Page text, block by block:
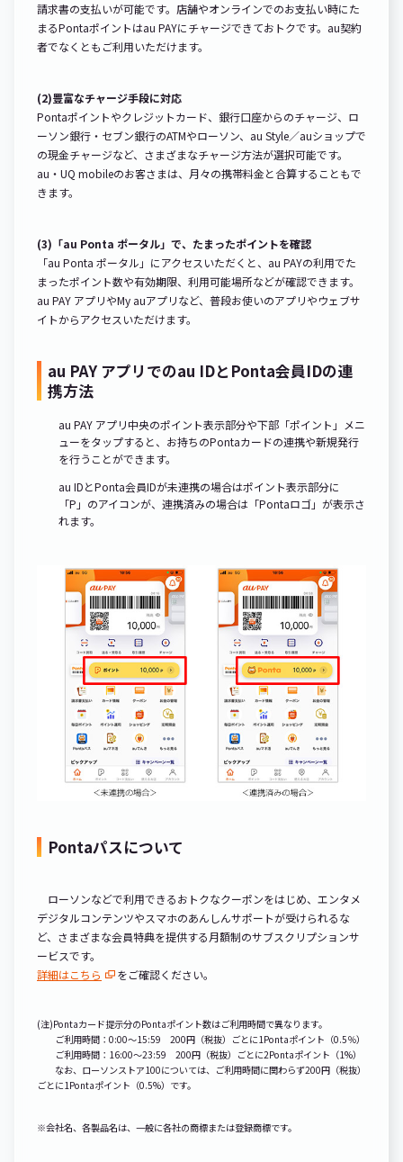
請求書の支払いが可能です。店舗やオンラインでのお支払い時にた
まるPontaポイントはau PAYにチャージできておトクです。au契約
者でなくともご利用いただけます。
(2)豊富なチャージ手段に対応
Pontaポイントやクレジットカード、銀行口座からのチャージ、ロ
ーソン銀行・セブン銀行のATMやローソン、au Style／auショップで
の現金チャージなど、さまざまなチャージ方法が選択可能です。
au・UQ mobileのお客さまは、月々の携帯料金と合算することもで
きます。
(3)「au Ponta ポータル」で、たまったポイントを確認
「au Ponta ポータル」にアクセスいただくと、au PAYの利用でた
まったポイント数や有効期限、利用可能場所などが確認できます。
au PAY アプリやMy auアプリなど、普段お使いのアプリやウェブサ
イトからアクセスいただけます。
au PAY アプリでのau IDとPonta会員IDの連
携方法
au PAY アプリ中央のポイント表示部分や下部「ポイント」メニ
ューをタップすると、お持ちのPontaカードの連携や新規発行
を行うことができます。
au IDとPonta会員IDが未連携の場合はポイント表示部分に
「P」のアイコンが、連携済みの場合は「Pontaロゴ」が表示さ
れます。
Pontaパスについて
ローソンなどで利用できるおトクなクーポンをはじめ、エンタメ
デジタルコンテンツやスマホのあんしんサポートが受けられるな
ど、さまざまな会員特典を提供する月額制のサブスクリプションサ
ービスです。
詳細はこちら
をご確認ください。
(注)Pontaカード提示分のPontaポイント数はご利用時間で異なります。
ご利用時間：0:00～15:59 200円（税抜）ごとに1Pontaポイント（0.5％）
ご利用時間：16:00〜23:59 200円（税抜）ごとに2Pontaポイント（1%）
なお、ローソンストア100については、ご利用時間に関わらず200円（税抜）
ごとに1Pontaポイント（0.5%）です。
※会社名、各製品名は、一般に各社の商標または登録商標です。